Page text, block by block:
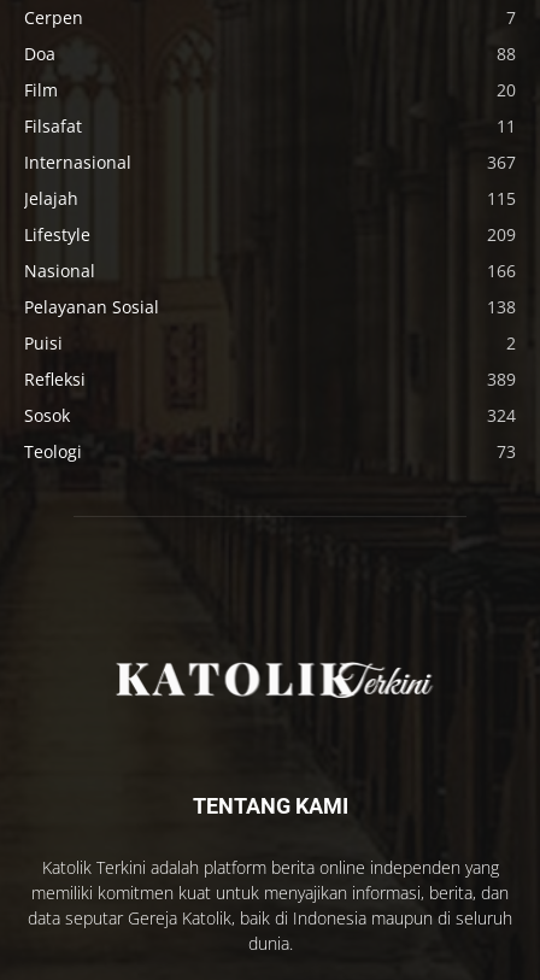
Cerpen
7
Doa
88
Film
20
Filsafat
11
Internasional
367
Jelajah
115
Lifestyle
209
Nasional
166
Pelayanan Sosial
138
Puisi
2
Refleksi
389
Sosok
324
Teologi
73
TENTANG KAMI
Katolik Terkini adalah platform berita online independen yang
memiliki komitmen kuat untuk menyajikan informasi, berita, dan
data seputar Gereja Katolik, baik di Indonesia maupun di seluruh
dunia.